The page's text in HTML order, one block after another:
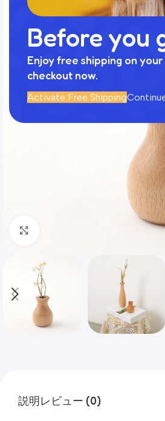
Before you
Enjoy free shipping on
checkout now.
Activate Free Shipping
説明レビュー (0)